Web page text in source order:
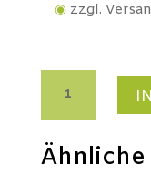
zzgl.
Menge